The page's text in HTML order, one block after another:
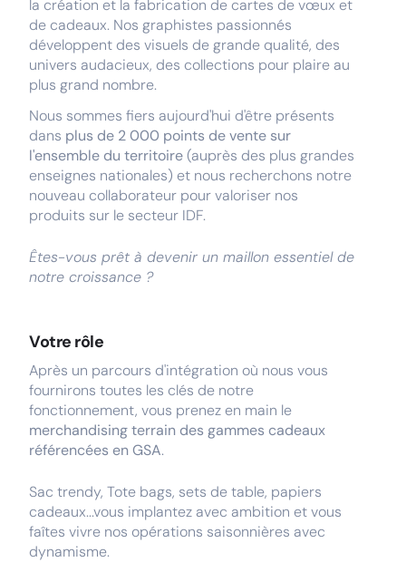
la création et la fabrication de cartes de vœux et
de cadeaux. Nos graphistes passionnés
développent des visuels de grande qualité, des
univers audacieux, des collections pour plaire au
plus grand nombre.
Nous sommes fiers aujourd'hui d'être présents
dans plus de 2 000 points de vente sur
l'ensemble du territoire(auprès des plus grandes
enseignes nationales) et nous recherchons notre
nouveau collaborateur pour valoriser nos
produits sur le secteur IDF.
Êtes-vous prêt à devenir un maillon essentiel de
notre croissance ?
Votre rôle
Après un parcours d'intégration où nous vous
fournirons toutes les clés de notre
fonctionnement, vous prenez en main le
merchandising terrain des gammes cadeaux
référencées en GSA.
Sac trendy, Tote bags, sets de table, papiers
cadeaux...vous implantez avec ambition et vous
faîtes vivre nos opérations saisonnières avec
dynamisme.